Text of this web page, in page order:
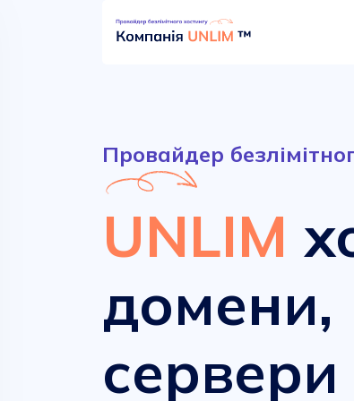
Провайдер
UNLIM
домени,
сервери
Сучасні домени
161.00 грн.
Безлімітний
52.90